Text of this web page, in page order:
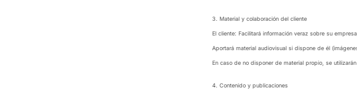
3. Material y colaboración del cliente
El cliente: Facilitará información veraz sobre su
Aportará material audiovisual si dispone de él
En caso de no disponer de material propio, se
4. Contenido y publicaciones